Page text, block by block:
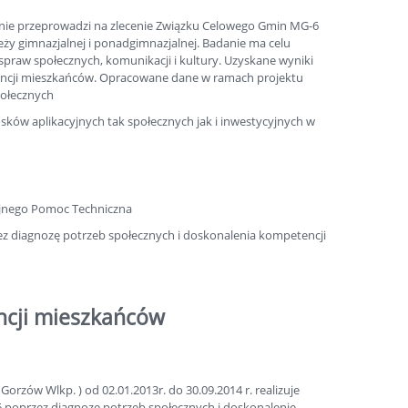
przeprowadzi na zlecenie Związku Celowego Gmin MG-6
gimnazjalnej i ponadgimnazjalnej. Badanie ma celu
społecznych, komunikacji i kultury. Uzyskane wyniki
mieszkańców. Opracowane dane w ramach projektu
aplikacyjnych tak społecznych jak i inwestycyjnych w
Pomoc Techniczna
diagnozę potrzeb społecznych i doskonalenia kompetencji
mieszkańców
Wlkp. ) od 02.01.2013r. do 30.09.2014 r. realizuje